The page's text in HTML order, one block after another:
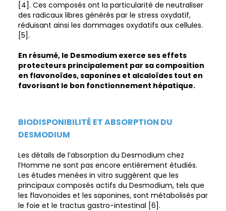
[4]. Ces composés ont la particularité de neutraliser
des radicaux libres générés par le stress oxydatif,
réduisant ainsi les dommages oxydatifs aux cellules.
[5].
En résumé, le Desmodium exerce ses effets
protecteurs principalement par sa composition
en flavonoïdes, saponines et alcaloïdes tout en
favorisant le bon fonctionnement hépatique.
BIODISPONIBILITÉ ET ABSORPTION DU
DESMODIUM
Les détails de l’absorption du Desmodium chez
l’Homme ne sont pas encore entièrement étudiés.
Les études menées in vitro suggèrent que les
principaux composés actifs du Desmodium, tels que
les flavonoïdes et les saponines, sont métabolisés par
le foie et le tractus gastro-intestinal [6].